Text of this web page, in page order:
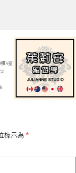
標示為 *